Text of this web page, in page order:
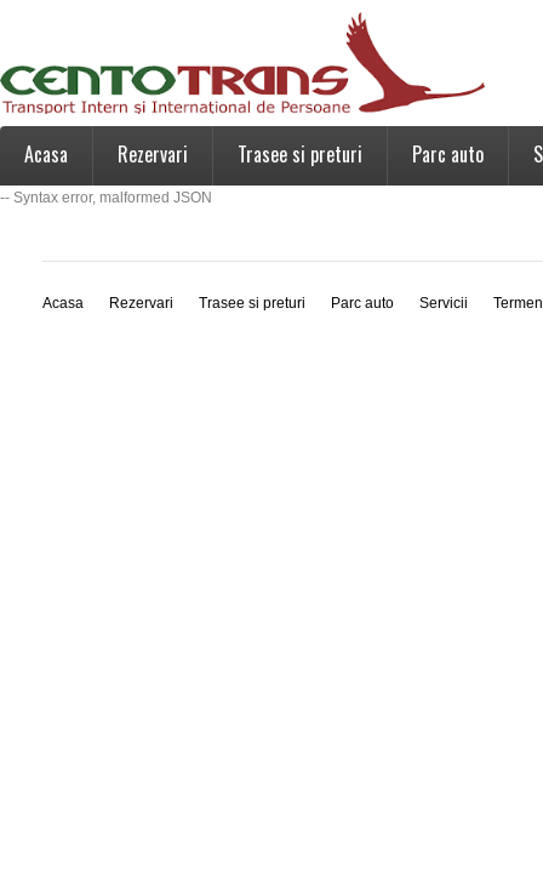
Acasa Rezervari Trasee si preturi Parc auto
-- Syntax error, malformed JSON
Acasa Rezervari Trasee si preturi Parc auto Servicii